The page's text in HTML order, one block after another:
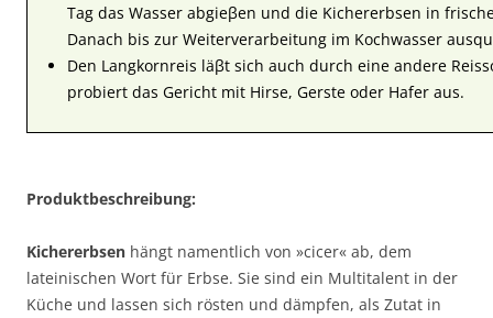
Tag das Wasser abgieβen und die Kichererbsen in
Danach bis zur Weiterverarbeitung im Kochwasser
Den Langkornreis läβt sich auch durch eine andere
probiert das Gericht mit Hirse, Gerste oder Hafer aus.
Produktbeschreibung:
Kichererbsen hängt namentlich von »cicer« ab, dem
lateinischen Wort für Erbse. Sie sind ein Multitalent in der
Küche und lassen sich rösten und dämpfen, als Zutat in